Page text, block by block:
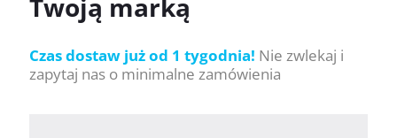
Twoją marką
Czas dostaw już od 1 tygodnia! Nie zwlekaj i
zapytaj nas o minimalne zamówienia